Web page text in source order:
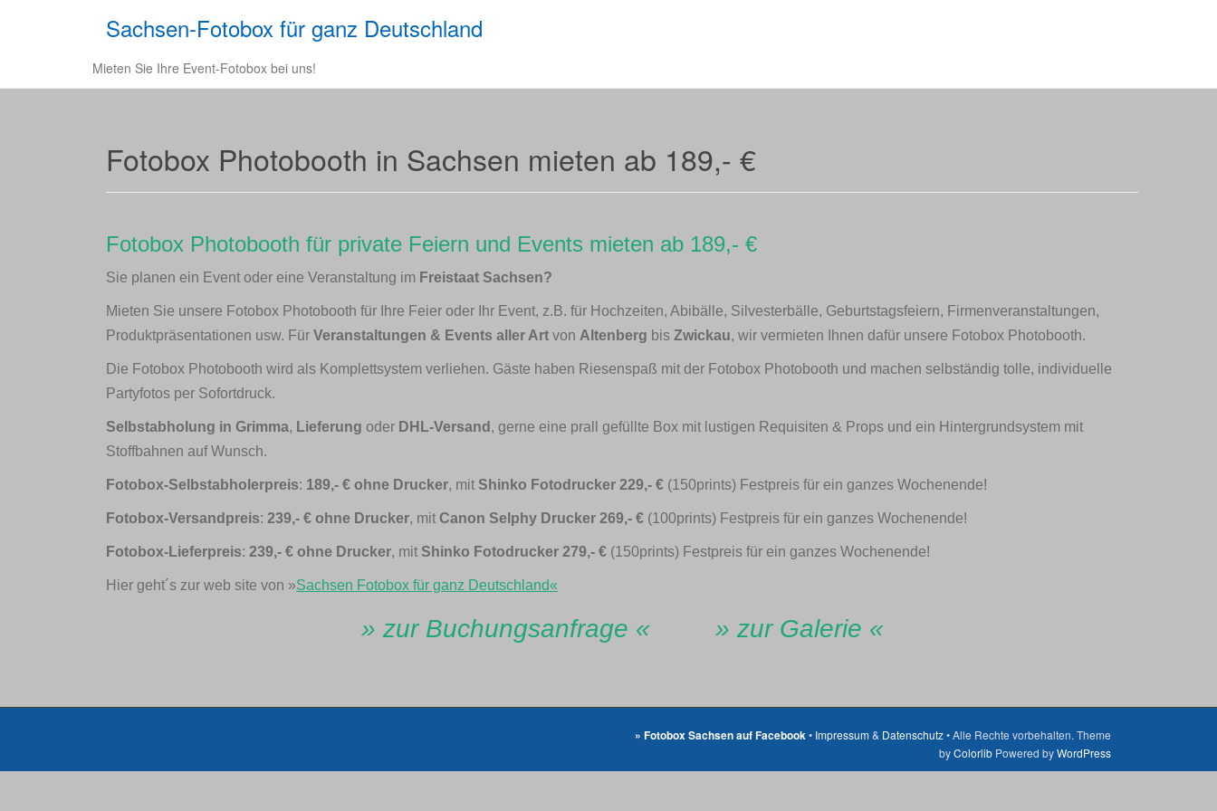
Sachsen-Fotobox für ganz Deutschland
Mieten Sie Ihre Event-Fotobox bei uns!
Fotobox Photobooth in Sachsen mieten ab 189,- €
Fotobox Photobooth für private Feiern und Events mieten ab 189,- €
Sie planen ein Event oder eine Veranstaltung im Freistaat Sachsen?
Mieten Sie unsere Fotobox Photobooth für Ihre Feier oder Ihr Event, z.B. für Hochzeiten, Abibälle, Silvesterbälle, Geburtstagsfeiern, Firmenveranstaltungen,
Produktpräsentationen usw. Für Veranstaltungen & Events aller Art von Altenberg bis Zwickau, wir vermieten Ihnen dafür unsere Fotobox Photobooth.
Die Fotobox Photobooth wird als Komplettsystem verliehen. Gäste haben Riesenspaß mit der Fotobox Photobooth und machen selbständig tolle, individuelle
Partyfotos per Sofortdruck.
Selbstabholung in Grimma, Lieferung oder DHL-Versand , gerne eine prall gefüllte Box mit lustigen Requisiten & Props und ein Hintergrundsystem mit
Stoffbahnen auf Wunsch.
Fotobox-Selbstabholerpreis: 189,- € ohne Drucker, mit Shinko Fotodrucker 229,- € (150prints) Festpreis für ein ganzes Wochenende!
Fotobox-Versandpreis: 239,- € ohne Drucker, mit Canon Selphy Drucker 269,- € (100prints) Festpreis für ein ganzes Wochenende!
Fotobox-Lieferpreis: 239,- € ohne Drucker, mit Shinko Fotodrucker 279,- € (150prints) Festpreis für ein ganzes Wochenende!
Hier geht´s zur web site von »Sachsen Fotobox für ganz Deutschland«
» zur Buchungsanfrage « » zur Galerie «
» Fotobox Sachsen auf Facebook• Impressum& Datenschutz• Alle Rechte vorbehalten. Theme
byColorlib Powered byWordPress